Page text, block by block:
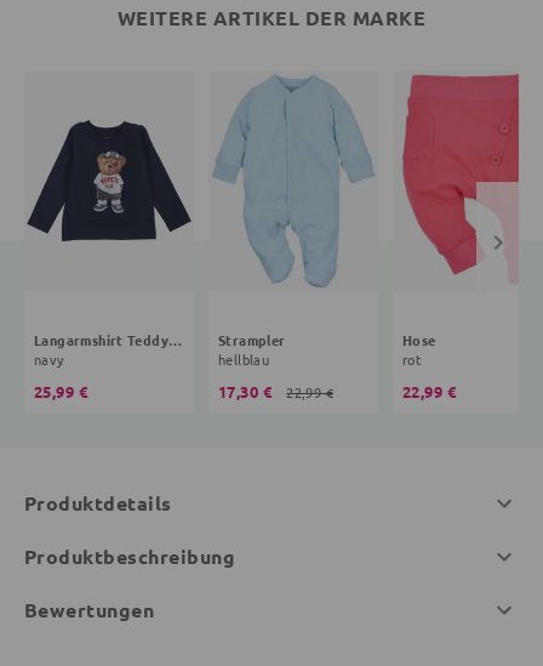
WEITERE ARTIKEL DER MARKE
Langarmshirt Teddybär
navy
25,99 €
Strampler
hellblau
17,30 € 22,99 €
Hose
rot
22,99 €
Produktdetails
Produktbeschreibung
Bewertungen